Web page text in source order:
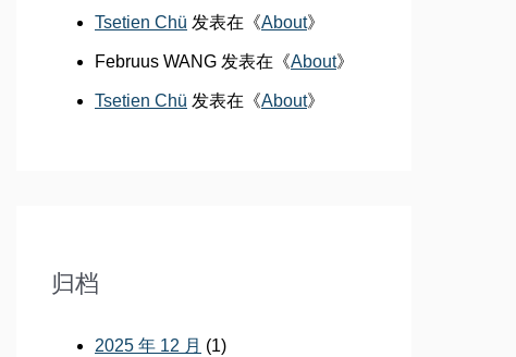
Tsetien Chü 发表在《About》
Februus WANG 发表在《About》
Tsetien Chü 发表在《About》
归档
2025 年 12 月 (1)